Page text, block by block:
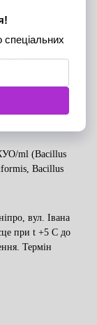
зрошувати ротову
ковтанні.
на шкіру або
ml (Bacillus
Bacillus
вул. Івана
при t +5 C до
Термін